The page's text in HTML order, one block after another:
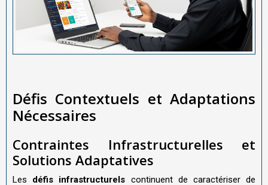
Défis Contextuels et Adaptations
Nécessaires
Contraintes Infrastructurelles et
Solutions Adaptatives
Les défis infrastructurels continuent de caractériser de